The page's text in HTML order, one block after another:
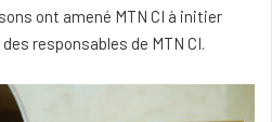
ont amené MTN CI à initier
responsables de MTN CI.